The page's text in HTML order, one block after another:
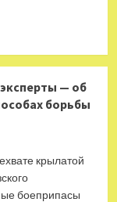
— об
борьбы
крылатой
боеприпасы